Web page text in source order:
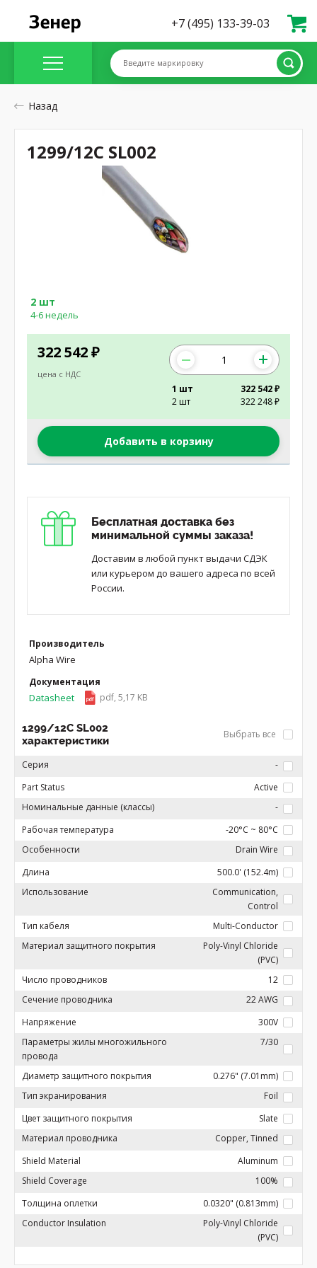
+7 (495) 133-39-03
Введите маркировку
Назад
322 542 ₽
цена с НДС
2 шт
4-6 недель
1 шт
322 542 ₽
2 шт
322 248 ₽
Добавить в корзину
Бесплатная доставка без
минимальной суммы заказа!
Доставим в любой пункт выдачи СДЭК
или курьером до вашего адреса по всей
России.
Производитель
Alpha Wire
Документация
Datasheet pdf, 5,17 KB
1299/12C SL002
характеристики
Выбрать все
Серия
-
Part Status
Active
Номинальные данные (классы)
-
Рабочая температура
-20°C ~ 80°C
Особенности
Drain Wire
Длина
500.0' (152.4m)
Использование
Communication,
Control
Тип кабеля
Multi-Conductor
Материал защитного покрытия
Poly-Vinyl Chloride
(PVC)
Число проводников
12
Сечение проводника
22 AWG
Напряжение
300V
Параметры жилы многожильного
провода
7/30
Диаметр защитного покрытия
0.276" (7.01mm)
Тип экранирования
Foil
Цвет защитного покрытия
Slate
Материал проводника
Copper, Tinned
Shield Material
Aluminum
Shield Coverage
100%
Толщина оплетки
0.0320" (0.813mm)
Conductor Insulation
Poly-Vinyl Chloride
(PVC)
1299/12C SL002